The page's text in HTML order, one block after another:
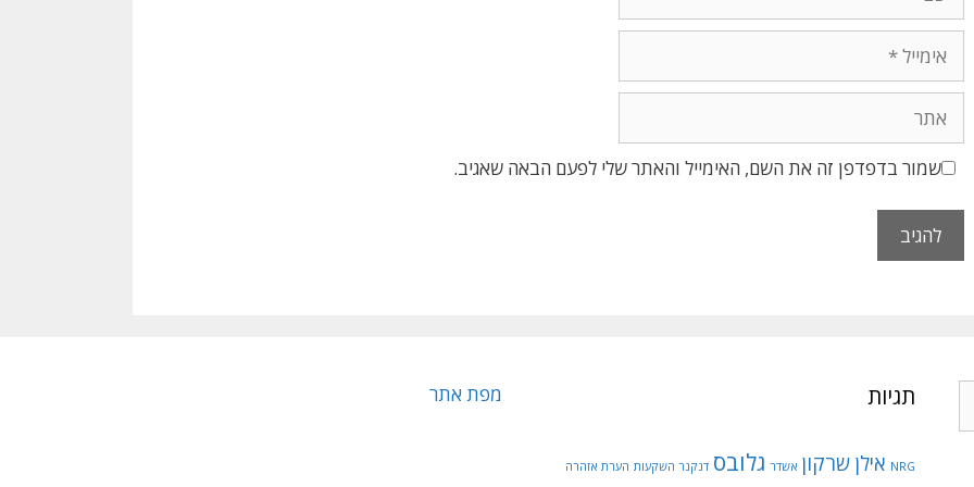
שמור בדפדפן זה את השם, האימייל והאתר שלי לפעם הבאה שאגיב.
תגיות
NRG אילן שרקון אשדר גלובס דנקנר השקעות הערת אזהרה
מפת אתר